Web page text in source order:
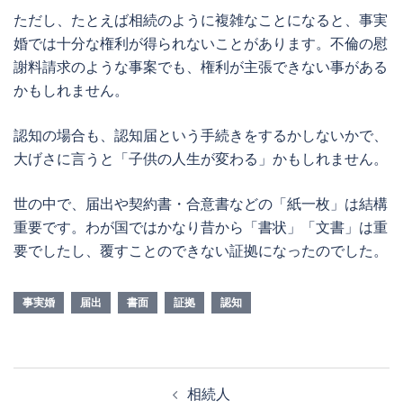
ただし、たとえば相続のように複雑なことになると、事実
婚では十分な権利が得られないことがあります。不倫の慰
謝料請求のような事案でも、権利が主張できない事がある
かもしれません。
認知の場合も、認知届という手続きをするかしないかで、
大げさに言うと「子供の人生が変わる」かもしれません。
世の中で、届出や契約書・合意書などの「紙一枚」は結構
重要です。わが国ではかなり昔から「書状」「文書」は重
要でしたし、覆すことのできない証拠になったのでした。
事実婚 届出 書面 証拠 認知
相続人